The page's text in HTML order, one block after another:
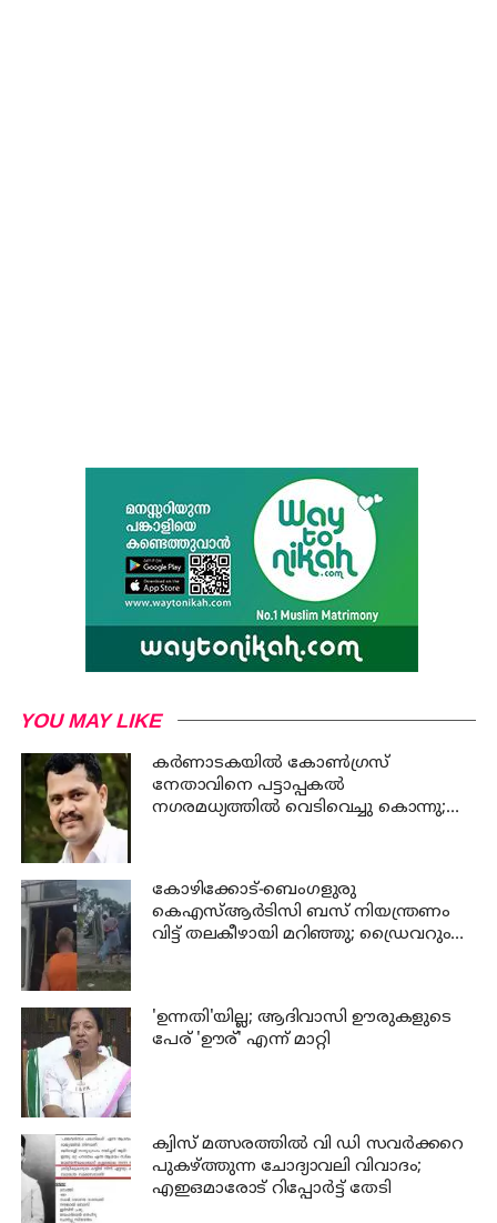
YOU MAY LIKE
കര്‍ണാടകയില്‍ കോണ്‍ഗ്രസ്
നേതാവിനെ പട്ടാപ്പകല്‍
നഗരമധ്യത്തില്‍ വെടിവെച്ചു കൊന്നു;
കോഴിക്കോട്-ബെംഗളുരു
കെഎസ്ആര്‍ടിസി ബസ് നിയന്ത്രണം
വിട്ട് തലകീഴായി മറിഞ്ഞു; ഡ്രൈവറും
'ഉന്നതി'യില്ല; ആദിവാസി ഊരുകളുടെ
പേര് 'ഊര്' എന്ന് മാറ്റി
ക്വിസ് മത്സരത്തില്‍ വി ഡി സവര്‍ക്കറെ
പുകഴ്ത്തുന്ന ചോദ്യാവലി വിവാദം;
എഇഒമാരോട് റിപ്പോര്‍ട്ട് തേടി